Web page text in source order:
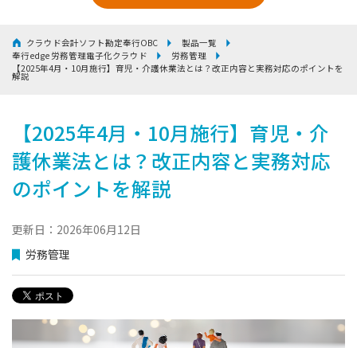
クラウド会計ソフト勘定奉行OBC
製品一覧
奉行edge 労務管理電子化クラウド
労務管理
【2025年4月・10月施行】育児・介護休業法とは？改正内容と実務対応のポイントを
解説
【2025年4月・10月施行】育児・介
護休業法とは？改正内容と実務対応
のポイントを解説
更新日：2026年06月12日
労務管理